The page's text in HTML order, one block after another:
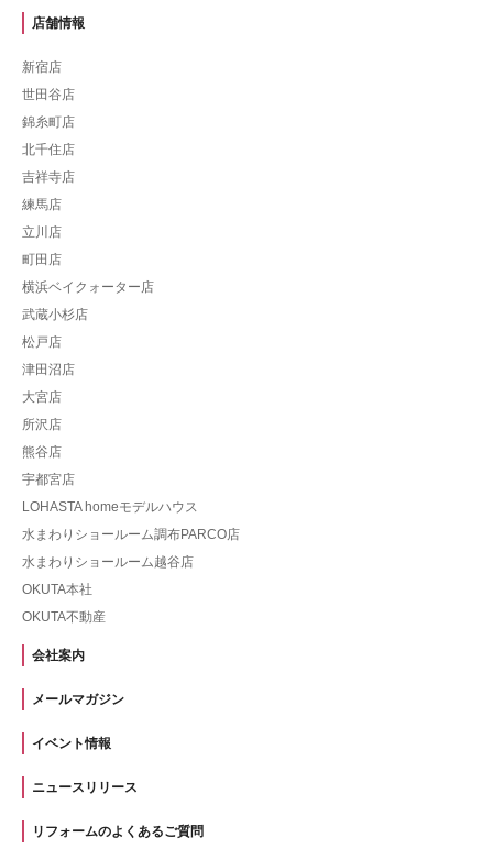
店舗情報
新宿店
世田谷店
錦糸町店
北千住店
吉祥寺店
練馬店
立川店
町田店
横浜ベイクォーター店
武蔵小杉店
松戸店
津田沼店
大宮店
所沢店
熊谷店
宇都宮店
LOHASTA homeモデルハウス
水まわりショールーム調布PARCO店
水まわりショールーム越谷店
OKUTA本社
OKUTA不動産
会社案内
メールマガジン
イベント情報
ニュースリリース
リフォームのよくあるご質問